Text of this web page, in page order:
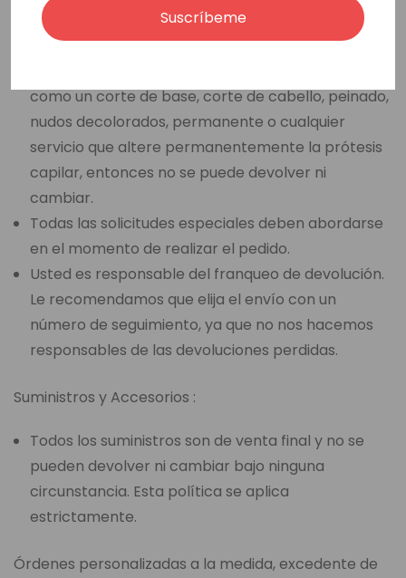
artículo devuelto no está en su estado y embalaje
originales.
como un corte de base, corte de cabello, peinado,
nudos decolorados, permanente o cualquier
servicio que altere permanentemente la prótesis
capilar, entonces no se puede devolver ni
cambiar.
Todas las solicitudes especiales deben abordarse
en el momento de realizar el pedido.
Usted es responsable del franqueo de devolución.
Le recomendamos que elija el envío con un
número de seguimiento, ya que no nos hacemos
responsables de las devoluciones perdidas.
Suministros y Accesorios :
Todos los suministros son de venta final y no se
pueden devolver ni cambiar bajo ninguna
circunstancia. Esta política se aplica
estrictamente.
Órdenes personalizadas a la medida, excedente de
Suscríbeme